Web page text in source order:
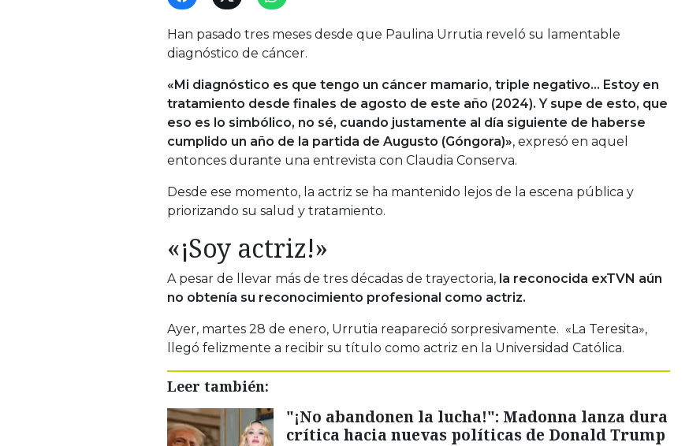
Han pasado tres meses desde que Paulina Urrutia reveló su lamentable
diagnóstico de cáncer.
«Mi diagnóstico es que tengo un cáncer mamario, triple negativo… Estoy en
tratamiento desde finales de agosto de este año (2024). Y supe de esto, que
eso es lo simbólico, no sé, cuando justamente al día siguiente de haberse
cumplido un año de la partida de Augusto (Góngora)», expresó en aquel
entonces durante una entrevista con Claudia Conserva.
Desde ese momento, la actriz se ha mantenido lejos de la escena pública y
priorizando su salud y tratamiento.
«¡Soy actriz!»
A pesar de llevar más de tres décadas de trayectoria, la reconocida exTVN aún
no obtenía su reconocimiento profesional como actriz.
Ayer, martes 28 de enero, Urrutia reapareció sorpresivamente. «La Teresita»,
llegó felizmente a recibir su título como actriz en la Universidad Católica.
Leer también:
"¡No abandonen la lucha!": Madonna lanza dura
crítica hacia nuevas políticas de Donald Trump